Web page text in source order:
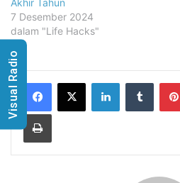
Akhir Tahun
7 Desember 2024
dalam "Life Hacks"
LinkedIn
Print
Visual Radio